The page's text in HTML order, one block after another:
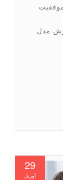
29
آوریل